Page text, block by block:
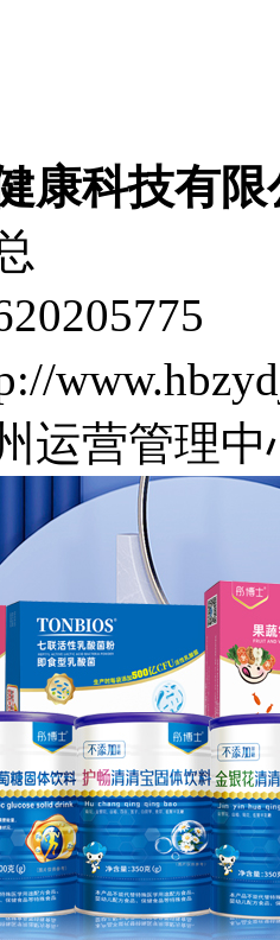
康科技有限
营管理中